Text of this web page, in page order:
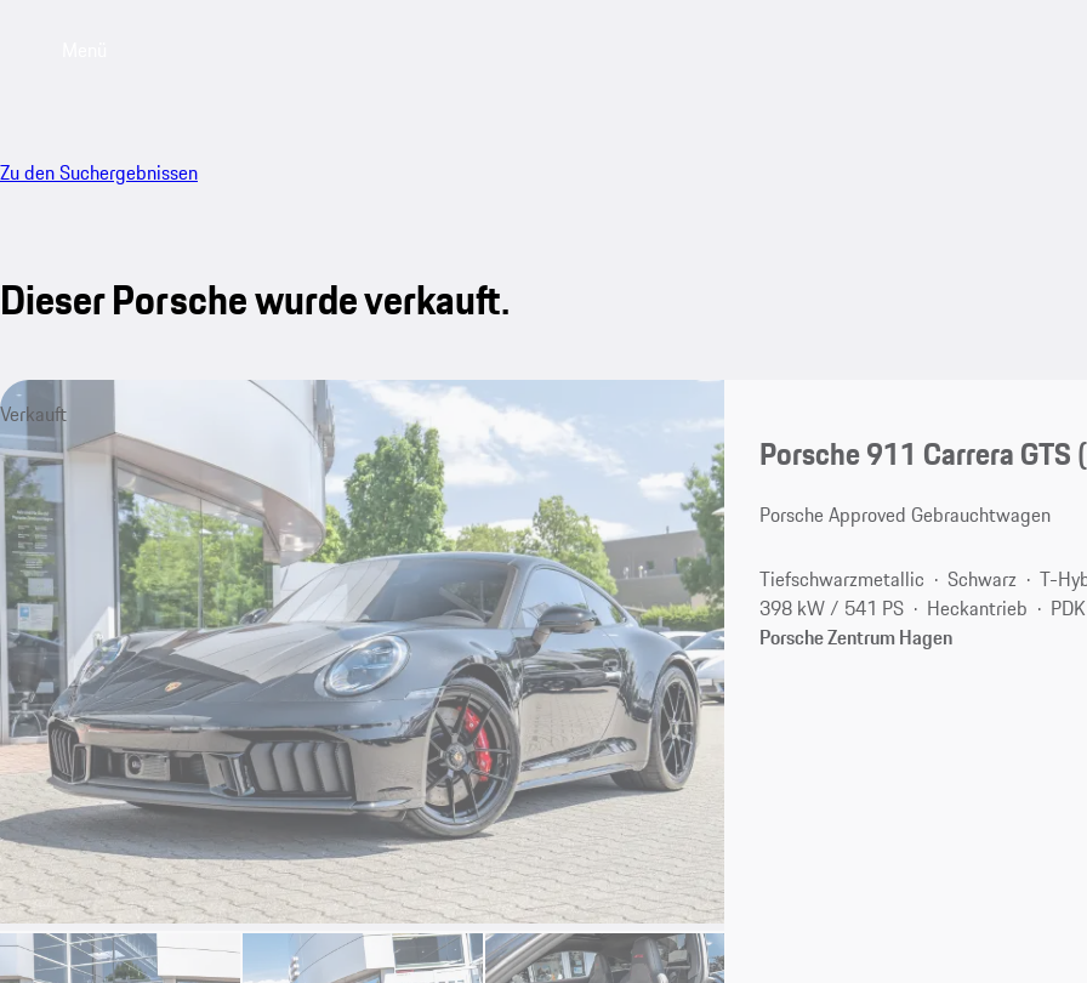
Zu den Suchergebnissen
Dieser Porsche wurde verkauft.
Verkauft
Porsche 911 Carrera GTS
Porsche Approved Gebrauchtwagen
Tiefschwarzmetallic Schwarz T-
398 kW / 541 PS
Heckantrieb
Porsche Zentrum Hagen